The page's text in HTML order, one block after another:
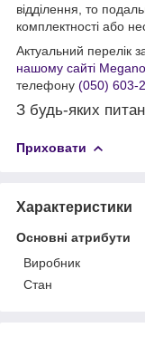
відділення, то
комплектності або
Актуальний перелік
нашому сайті
телефону (050) 603-
З будь-яких
Приховати
Характеристики
Основні атрибути
Виробник
Стан